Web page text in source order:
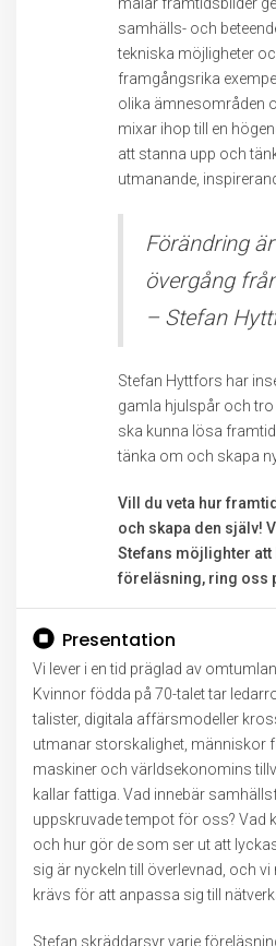
samhälls- och
tekniska möjligheter
framgångsrika
olika ämnesområden
mixar ihop till en
att stanna upp och
utmanande,
Förändring
övergång
– Stefan
Stefan Hyttfors har
gamla hjulspår och
ska kunna lösa
tänka om och skapa
Vill du veta hur
och skapa den själv!
Stefans möjlighter
föreläsning, ring oss
Presentation
Vi lever i en tid präglad av
Kvinnor födda på 70-talet tar
talister, digitala affärsmodeller
utmanar storskalighet, människor
maskiner och världsekonomins
kallar fattiga. Vad innebär
uppskruvade tempot för oss? Vad
och hur gör de som ser ut att
sig är nyckeln till överlevnad, och
krävs för att anpassa sig till
Stefan skräddarsyr varje